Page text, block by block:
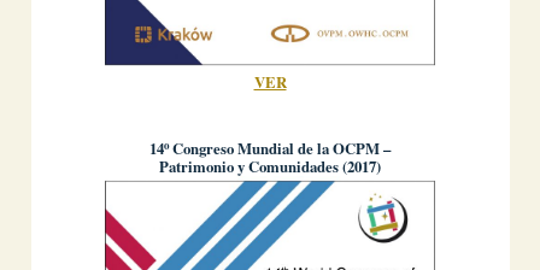
VER
14oCongreso Mundial de la OCPM –
Patrimonio y Comunidades (2017)